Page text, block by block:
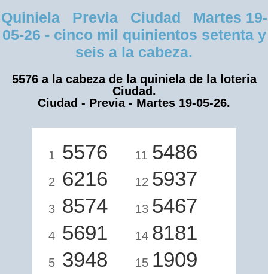
Quiniela Previa Ciudad Martes 19-
05-26 - cinco mil quinientos setenta y
seis a la cabeza.
5576 a la cabeza de la quiniela de la loteria
Ciudad.
Ciudad - Previa - Martes 19-05-26.
1 5576
2 6216
3 8574
4 5691
5 3948
11 5486
12 5937
13 5467
14 8181
15 1909